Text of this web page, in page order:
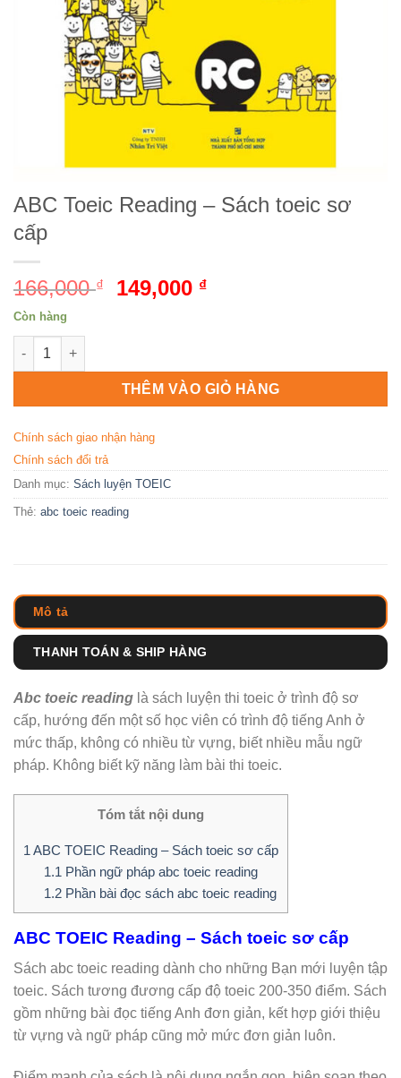
ABC Toeic Reading – Sách toeic sơ
cấp
166,000₫
Giá
149,000 ₫
149,000 ₫.
Còn hàng
ABC Toeic Reading - Sách toeic sơ cấp số lượng
THÊM VÀO GIỎ HÀNG
Chính sách giao nhận hàng
Chính sách đổi trả
Danh mục: Sách luyện TOEIC
Thẻ: abc toeic reading
Mô tả
THANH TOÁN & SHIP HÀNG
Abc toeic reading là sách luyện thi toeic ở trình độ sơ
cấp, hướng đến một số học viên có trình độ tiếng Anh ở
mức thấp, không có nhiều từ vựng, biết nhiều mẫu ngữ
pháp. Không biết kỹ năng làm bài thi toeic.
Tóm tắt nội dung
1 ABC TOEIC Reading – Sách toeic sơ cấp
1.1 Phần ngữ pháp abc toeic reading
1.2Phần bài đọc sách abc toeic reading
ABC TOEIC Reading – Sách toeic sơ cấp
Sách abc toeic reading dành cho những Bạn mới luyện tập
toeic. Sách tương đương cấp độ toeic 200-350 điểm. Sách
gồm những bài đọc tiếng Anh đơn giản, kết hợp giới thiệu
từ vựng và ngữ pháp cũng mở mức đơn giản luôn.